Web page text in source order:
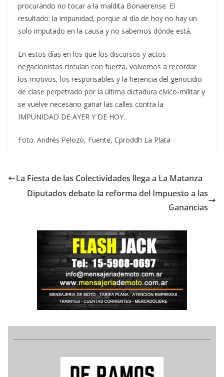
procurando no tocar a la maldita Bonaerense. El
resultado: la impunidad, porque al día de hoy no hay un
solo imputado en la causa y no sabemos dónde está.
En estos días en los que los discursos y actos
negacionistas circulan con fuerza, volvemos a recordar
los motivos, los responsables y la herencia del genocidio
de clase perpetrado por la última dictadura cívico-militar y
se vuelve necesario ganar las calles contra la
IMPUNIDAD DE AYER Y DE HOY.
Foto. Andrés Pelozo, Fuente, Cproddh La Plata
La Fiesta de las Colectividades llega a La Matanza
Diputados debate la reforma del Impuesto a las
Ganancias